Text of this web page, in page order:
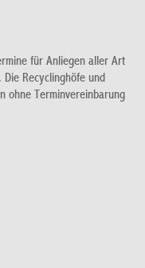
für Anliegen aller Art
Recyclinghöfe und
ohne Terminvereinbarung